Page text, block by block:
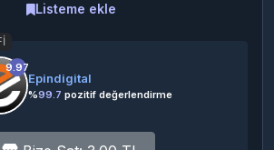
Listeme ekle
9.97
Epindigital
%99.7 pozitif değerlendirme